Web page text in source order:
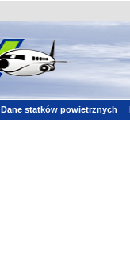
Dane statków powietrznych